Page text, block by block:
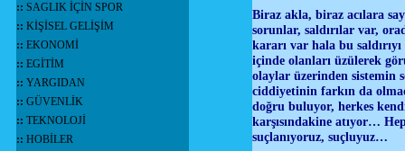
:: SAGLIK İÇİN SPOR
:: KİŞİSEL GELİŞİM
:: EKONOMİ
:: EGİTİM
:: YARGIDAN
:: GÜVENLİK
:: TEKNOLOJİ
:: HOBİLER
Biraz akla, biraz acılara
sorunlar, saldırılar var,
kararı var hala bu
içinde olanları üzülerek
olaylar üzerinden sistemin
ciddiyetinin farkın da
doğru buluyor, herkes
karşısındakine atıyor…
suçlanıyoruz, suçluyuz…